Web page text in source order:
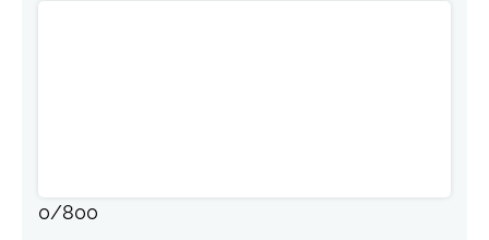
0/800